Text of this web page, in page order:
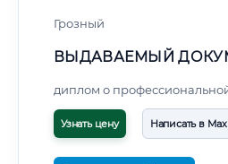
Грозный
ВЫДАВАЕМЫЙ
диплом о
Узнать цену Написать в Max